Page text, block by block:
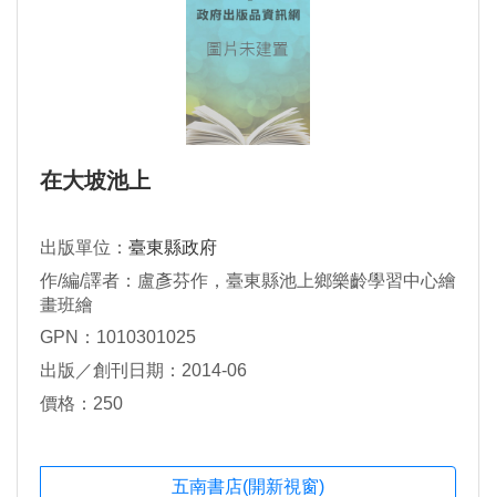
在大坡池上
出版單位： 臺東縣政府
作/編/譯者：盧彥芬作，臺東縣池上鄉樂齡學習中心繪
畫班繪
GPN：1010301025
出版／創刊日期：2014-06
價格：250
五南書店(開新視窗)